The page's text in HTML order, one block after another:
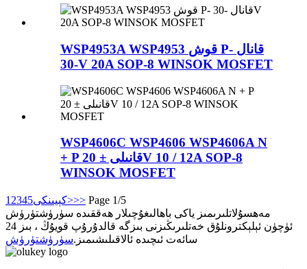
WSP4953A WSP4953 قوش P- قانال
-30V 20A SOP-8 WINSOK MOSFET
WSP4606C WSP4606 WSP4606A N
+ P قانىلى ± 20V 10 / 12A SOP-8
WINSOK MOSFET
1 2345 كېيىنكى>>> Page 1/5
مەھسۇلاتلىرىمىز ياكى باھالىغۇچىلار ھەققىدە سۈرۈشتۈرۈش
ئۈچۈن ئېلېكترونلۇق خەتلىرىڭىزنى بىزگە قالدۇرۇپ قويۇڭ ، بىز 24
سائەت ئىچىدە ئالاقىلىشىمىز.سۈرۈشتۈرۈش